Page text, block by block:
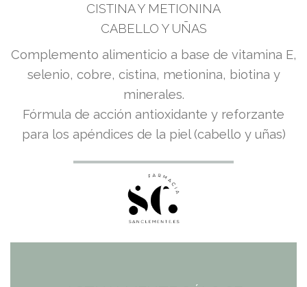
CISTINA Y METIONINA
CABELLO Y UÑAS
​Complemento alimenticio a base de vitamina E,
selenio, cobre, cistina, metionina, biotina y
minerales.
Fórmula de acción antioxidante y reforzante
para los apéndices de la piel (cabello y uñas)